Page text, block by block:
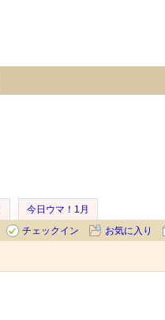
今日ウマ！1月
チェックイン お気に入り